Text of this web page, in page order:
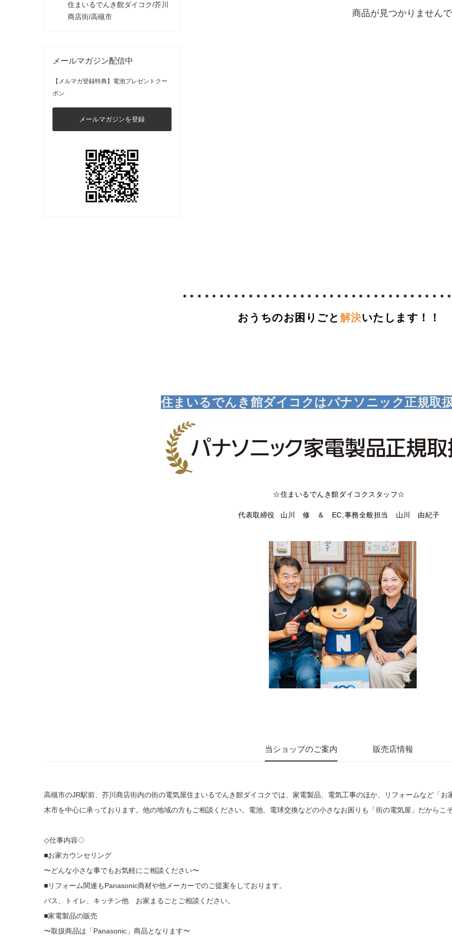
住まいるでんき館ダイコク/芥川
商店街/高槻市
メールマガジン配信中
【メルマガ登録特典】電池プレゼントクー
ポン
メールマガジンを登録
商品が見つかりません
当ショップのご案内 販売店情報
高槻市のJR駅前、芥川商店街内の街の電気屋住まいるでんき館ダイコクでは、家電製品、電気工事のほか、リフォームなど「
木市を中心に承っております。他の地域の方もご相談ください。電池、電球交換などの小さなお困りも「街の電気屋」だからこ
◇仕事内容◇
■お家カウンセリング
〜どんな小さな事でもお気軽にご相談ください〜
■リフォーム関連もPanasonic商材や他メーカーでのご提案をしております。
バス、トイレ、キッチン他 お家まるごとご相談ください。
■家電製品の販売
〜取扱商品は「Panasonic」商品となります〜